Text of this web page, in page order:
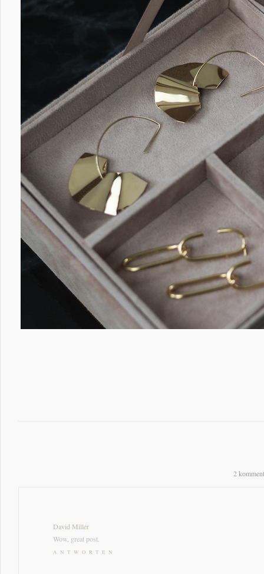
2
David Miller
Wow, great post.
ANTWORTEN